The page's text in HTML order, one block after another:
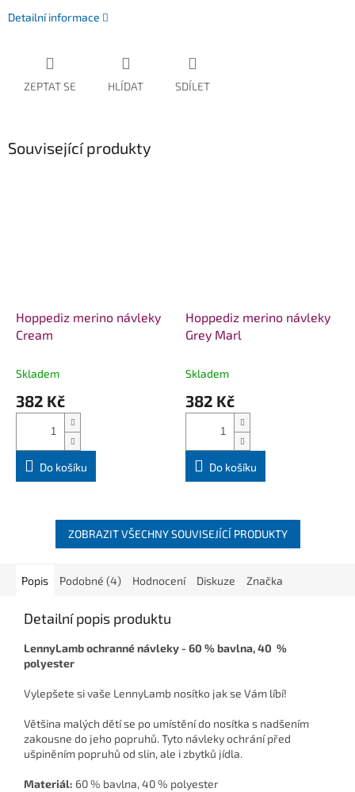
Detailní informace
ZEPTAT SE HLÍDAT SDÍLET
Související produkty
Hoppediz merino návleky
Cream
Skladem
382 Kč
Do košíku
Hoppediz merino návleky
Grey Marl
Skladem
382 Kč
Do košíku
ZOBRAZIT VŠECHNY SOUVISEJÍCÍ PRODUKTY
Popis Podobné (4) Hodnocení Diskuze Značka
Detailní popis produktu
LennyLamb ochranné návleky - 60 % bavlna, 40 %
polyester
Vylepšete si vaše LennyLamb nosítko jak se Vám líbí!
Většina malých dětí se po umístění do nosítka s nadšením
zakousne do jeho popruhů. Tyto návleky ochrání před
ušpiněním popruhů od slin, ale i zbytků jídla.
Materiál: 60 % bavlna, 40 % polyester